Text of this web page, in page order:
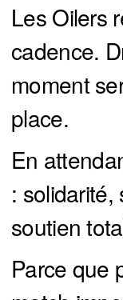
Les Oilers
cadence.
moment
place.
En
:
soutien
Parce que